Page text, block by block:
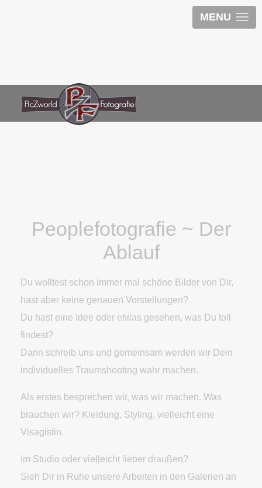
MENU
Peoplefotografie ~ Der
Ablauf
Du wolltest schon immer mal schöne Bilder von Dir,
hast aber keine genauen Vorstellungen?
Du hast eine Idee oder etwas gesehen, was Du toll
findest?
Dann schreib uns und gemeinsam werden wir Dein
individuelles Traumshooting wahr machen.
Als erstes besprechen wir, was wir machen. Was
brauchen wir? Kleidung, Styling, vielleicht eine
Visagistin.
Im Studio oder vielleicht lieber draußen?
Sieh Dir in Ruhe unsere Arbeiten in den Galerien an